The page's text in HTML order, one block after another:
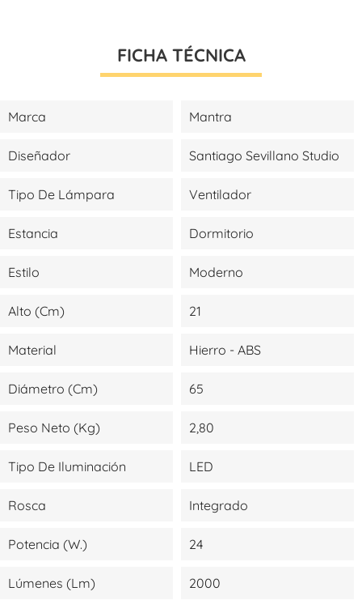
FICHA TÉCNICA
Marca Mantra
Diseñador Santiago Sevillano Studio
Tipo De Lámpara Ventilador
Estancia Dormitorio
Estilo Moderno
Alto (cm) 21
Material Hierro - ABS
Diámetro (cm) 65
Peso Neto (kg) 2,80
Tipo De Iluminación LED
Rosca Integrado
Potencia (W.) 24
Lúmenes (lm) 2000